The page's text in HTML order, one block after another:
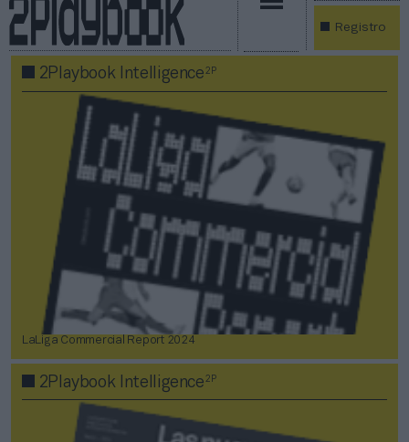
Registro
2Playbook Intelligence2P
LaLiga Commercial Report 2024
2Playbook Intelligence2P